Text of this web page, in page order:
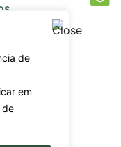
de
em
de